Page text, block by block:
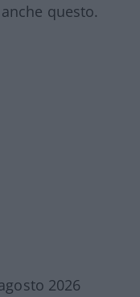
questo.
2026